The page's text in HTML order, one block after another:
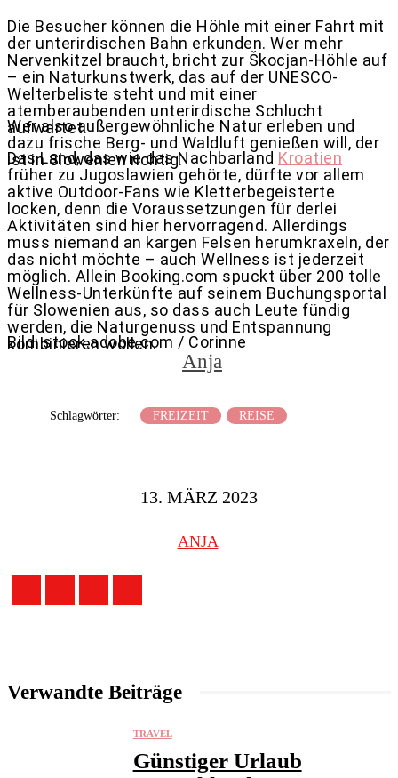
Die Besucher können die Höhle mit einer Fahrt mit
der unterirdischen Bahn erkunden. Wer mehr
Nervenkitzel braucht, bricht zur Škocjan-Höhle auf
– ein Naturkunstwerk, das auf der UNESCO-
Welterbeliste steht und mit einer
atemberaubenden unterirdische Schlucht
aufwartet.
Wer also außergewöhnliche Natur erleben und
dazu frische Berg- und Waldluft genießen will, der
ist in Slowenien richtig.
Das Land, das wie das Nachbarland Kroatien
früher zu Jugoslawien gehörte, dürfte vor allem
aktive Outdoor-Fans wie Kletterbegeisterte
locken, denn die Voraussetzungen für derlei
Aktivitäten sind hier hervorragend. Allerdings
muss niemand an kargen Felsen herumkraxeln, der
das nicht möchte – auch Wellness ist jederzeit
möglich. Allein Booking.com spuckt über 200 tolle
Wellness-Unterkünfte auf seinem Buchungsportal
für Slowenien aus, so dass auch Leute fündig
werden, die Naturgenuss und Entspannung
kombinieren wollen.
Bild: stock.adobe.com / Corinne
Anja
Schlagwörter: FREIZEIT REISE
13. MÄRZ 2023
ANJA
Verwandte Beiträge
TRAVEL
Günstiger Urlaub